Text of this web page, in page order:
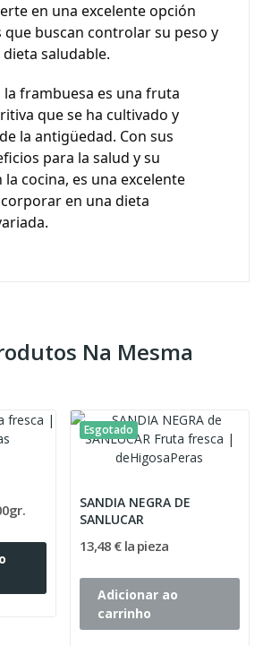
en una excelente opción
que buscan controlar su peso y
saludable.
la frambuesa es una fruta
que se ha cultivado y
la antigüedad. Con sus
para la salud y su
cocina, es una excelente
en una dieta
Na Mesma
Esgotado
SANDIA NEGRA DE
SANLUCAR
13,48 € la pieza
Adicionar ao
carrinho